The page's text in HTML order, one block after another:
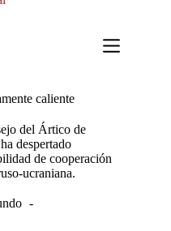
caliente
del Ártico de
despertado
de cooperación
ucraniana.